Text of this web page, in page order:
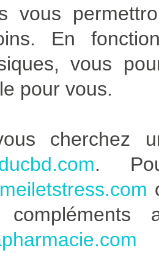
vous
En
vous
pour vous.
cherchez
.
compléments